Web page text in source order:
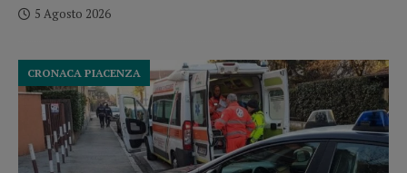
5 Agosto 2026
CRONACA PIACENZA